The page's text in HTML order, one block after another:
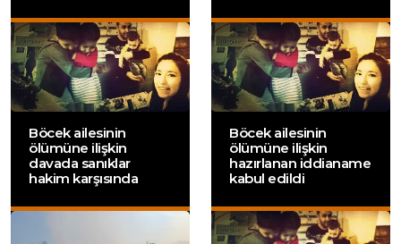
Böcek ailesinin
ölümüne ilişkin
davada sanıklar
hakim karşısında
Böcek ailesinin
ölümüne ilişkin
hazırlanan iddianame
kabul edildi